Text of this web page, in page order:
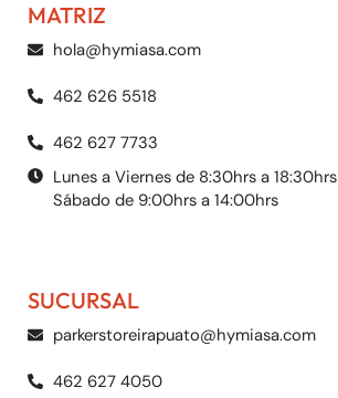
MATRIZ
hola@hymiasa.com
462 626 5518
462 627 7733
Lunes a Viernes de 8:30hrs a 18:30hrs
Sábado de 9:00hrs a 14:00hrs
SUCURSAL
parkerstoreirapuato@hymiasa.com
462 627 4050